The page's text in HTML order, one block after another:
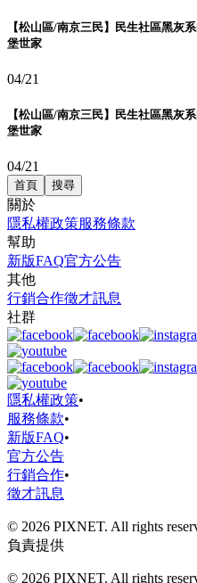
【松山區/南京三民】民生社區黑灰
堡世家
04/21
【松山區/南京三民】民生社區黑灰
堡世家
04/21
首頁 搜尋
關於
隱私權政策服務條款
幫助
新版FAQ官方公告
其他
行銷合作徵才訊息
社群
隱私權政策•
服務條款•
新版FAQ•
官方公告
行銷合作•
徵才訊息
© 2026 PIXNET. All rights
負責提供
© 2026 PIXNET. All rights